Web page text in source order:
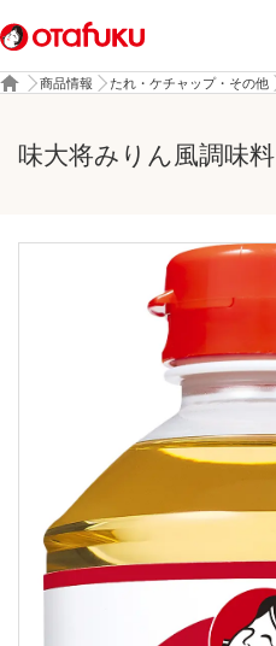
商品情報 たれ・ケチャップ・その他
味大将みりん風調味料